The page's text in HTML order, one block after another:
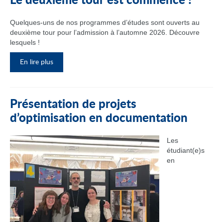
Quelques-uns de nos programmes d’études sont ouverts au
deuxième tour pour l’admission à l’automne 2026. Découvre
lesquels !
En lire plus
Présentation de projets
d’optimisation en documentation
Les
étudiant(e)s
en